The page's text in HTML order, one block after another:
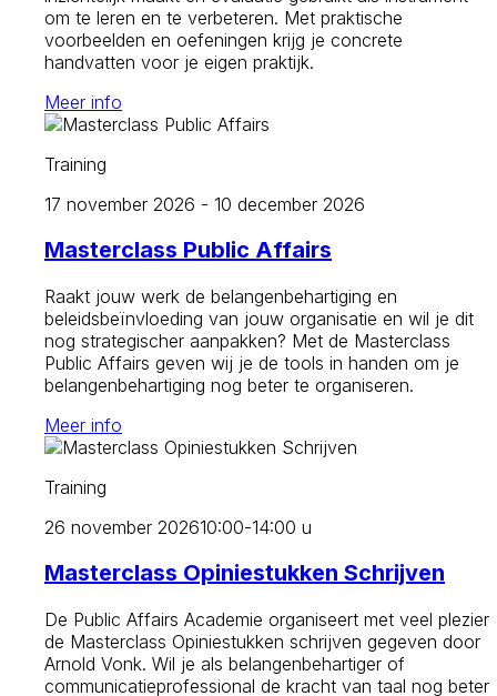
om te leren en te verbeteren. Met praktische
voorbeelden en oefeningen krijg je concrete
handvatten voor je eigen praktijk.
Meer info
Training
17 november 2026 - 10 december 2026
Masterclass Public Affairs
Raakt jouw werk de belangenbehartiging en
beleidsbeïnvloeding van jouw organisatie en wil je dit
nog strategischer aanpakken? Met de Masterclass
Public Affairs geven wij je de tools in handen om je
belangenbehartiging nog beter te organiseren.
Meer info
Training
26 november 202610:00-14:00 u
Masterclass Opiniestukken Schrijven
De Public Affairs Academie organiseert met veel plezier
de Masterclass Opiniestukken schrijven gegeven door
Arnold Vonk. Wil je als belangenbehartiger of
communicatieprofessional de kracht van taal nog beter